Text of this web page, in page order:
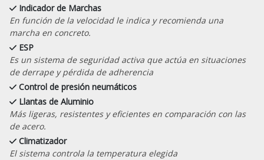
Indicador de Marchas
En función de la velocidad le indica y recomienda una
marcha en concreto.
ESP
Es un sistema de seguridad activa que actúa en situaciones
de derrape y pérdida de adherencia
Control de presión neumáticos
Llantas de Aluminio
Más ligeras, resistentes y eficientes en comparación con las
de acero.
Climatizador
El sistema controla la temperatura elegida